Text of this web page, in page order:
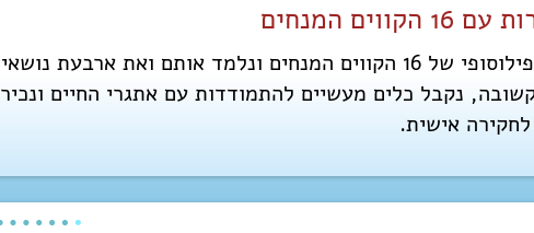
הקווים המנחים
סדנה הכוללת 12 שעות לימוד, בה נכיר את הבסיס הפילוסופי של 16 הקווים המנחים ונלמד אותם ואת ארבעת נושאי
נקבל כלים מעשיים להתמודדות עם אתגרי החיים ונכיר
אישית.